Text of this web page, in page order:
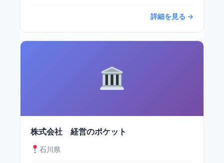
詳細を見る →
株式会社 経営のポケット
石川県